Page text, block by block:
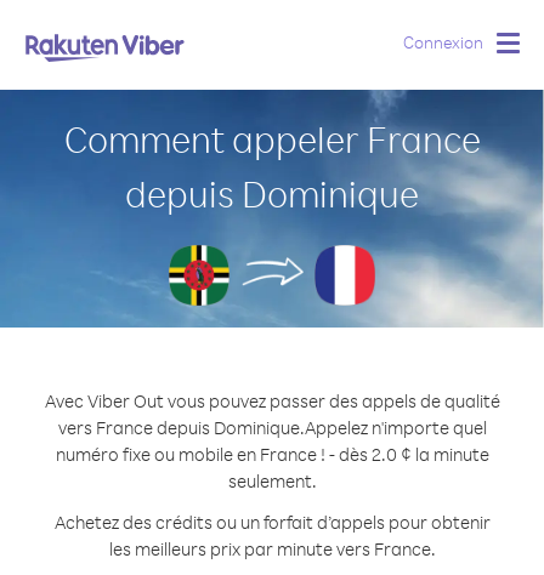
Connexion
Comment appeler France
depuis Dominique
Avec Viber Out vous pouvez passer des appels de qualité
vers France depuis Dominique.Appelez n'importe quel
numéro fixe ou mobile en France ! - dès 2.0 ¢ la minute
seulement.
Achetez des crédits ou un forfait d’appels pour obtenir
les meilleurs prix par minute vers France.